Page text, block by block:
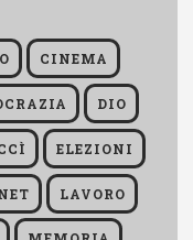
CINEMA
DIO
ELEZIONI
LAVORO